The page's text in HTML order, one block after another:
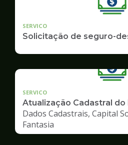
SERVICO
Solicitação de seguro-
SERVICO
Atualização Cadastral do
Dados Cadastrais, Capital
Fantasia